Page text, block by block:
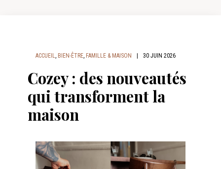
ACCUEIL, BIEN-ÊTRE, FAMILLE & MAISON 30 JUIN 2026
Cozey : des nouveautés
qui transforment la
maison